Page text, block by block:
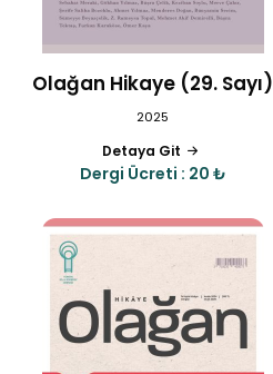
Olağan Hikaye (29. Sayı)
2025
Detaya Git
Dergi Ücreti : 20 ₺